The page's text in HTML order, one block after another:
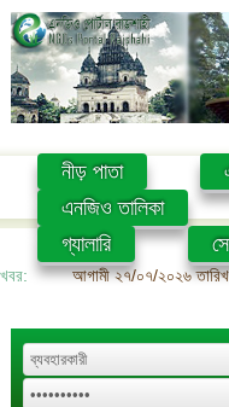
নীড় পাতা
এনজিও তালিকা
গ্যালারি
খবর: আগামী ২৭/০৭/২০২৬ তারিখ